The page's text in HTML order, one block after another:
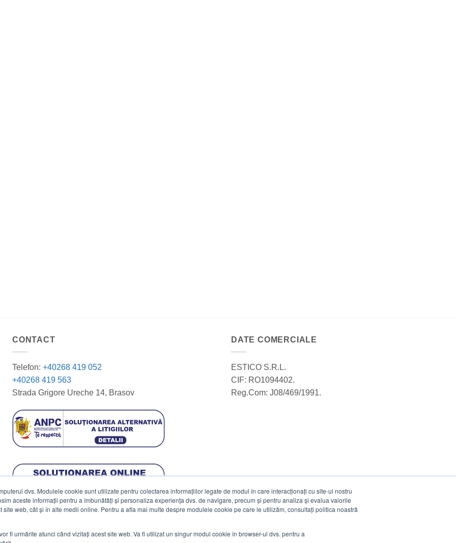
dvs. Modulele cookie sunt utilizate pentru colectarea informațiilor legate de modul în care interacționați cu site-ul nostru
aceste informații pentru a îmbunătăți și personaliza experiența dvs. de navigare, precum și pentru analiza și evalua valorile
web, cât și în alte medii online. Pentru a afla mai multe despre modulele cookie pe care le utilizăm, consultați politica noastră
fi urmărite atunci când vizitați acest site web. Va fi utilizat un singur modul cookie în browser-ul dvs. pentru a
CONTACT
Telefon: +40268 419 052
+40268 419 563
Strada Grigore Ureche 14, Brasov
DATE COMERCIALE
ESTICO S.R.L.
CIF: RO1094402.
Reg.Com: J08/469/1991.